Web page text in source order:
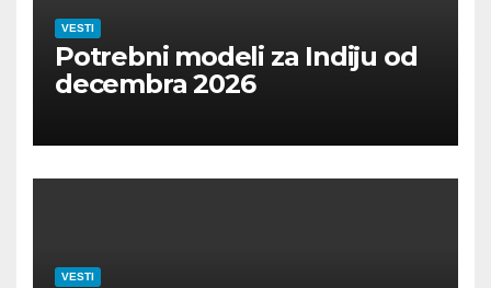
VESTI
Potrebni modeli za Indiju od
decembra 2026
VESTI